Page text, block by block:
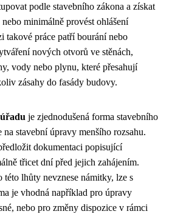
podle stavebního zákona a získat
minimálně provést ohlášení
takové práce patří bourání nebo
nových otvorů ve stěnách,
vody nebo plynu, které přesahují
zásahy do fasády budovy.
je zjednodušená forma stavebního
na stavební úpravy menšího rozsahu.
dokumentaci popisující
třicet dní před jejich zahájením.
této lhůty nevznese námitky, lze s
je vhodná například pro úpravy
nebo pro změny dispozice v rámci